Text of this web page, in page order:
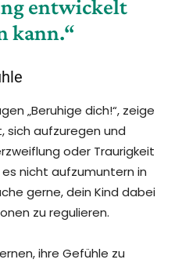
entwickelt
kann.“
„Beruhige dich!“, zeige
sich aufzuregen und
oder Traurigkeit
nicht aufzumuntern in
gerne, dein Kind dabei
zu regulieren.
ihre Gefühle zu